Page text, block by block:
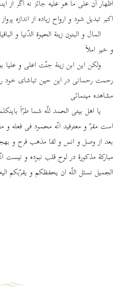
اظهار آن علی ما هو علیه جائز نه اگر از
اکبر تبدیل شود و ارواح زیاده از اندازه
المال و البنون زینة الحیوة الدّنیا و
و خیر املاً
ولکن این ابن زینة جنّت اعلی و علیا
رحمت رحمانی در این حین تباشای خود
مشاهده مینمائی
یا اهل بیتی الحمد للّه شما طرّاً
است مقرّ و معترفید انّه محمود فی فعله
بعد از وصل و انس و لقا مذهب فرح و
مبارکۀ مذکورۀ در لوح قلب نبوده و نیست
الجمیل نسئل اللّه ان یحفظکم و یقرّبکم